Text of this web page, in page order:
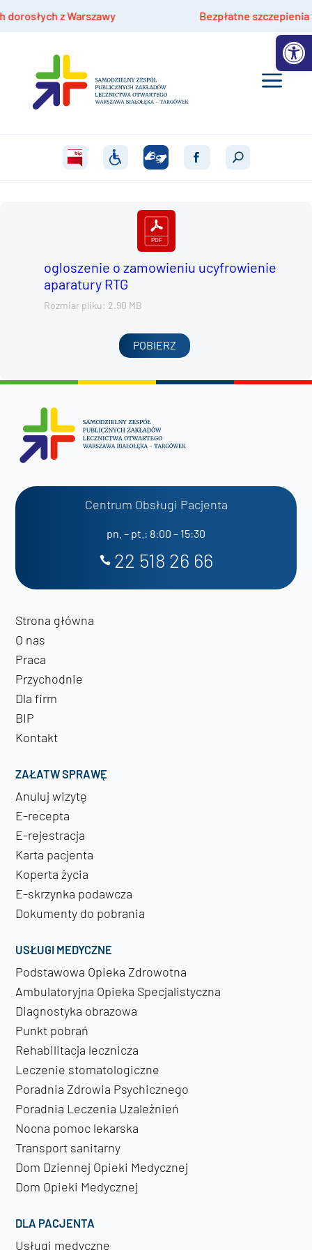
z Warszawy Bezpłatne szczepienia
ogloszenie o zamowieniu ucyfrowienie
aparatury RTG
Rozmiar pliku: 2.90 MB
POBIERZ
Centrum Obsługi Pacjenta
pn. – pt.: 8:00 – 15:30
22 518 26 66
Strona główna
O nas
Praca
Przychodnie
Dla firm
BIP
Kontakt
ZAŁATW SPRAWĘ
Anuluj wizytę
E-recepta
E-rejestracja
Karta pacjenta
Koperta życia
E-skrzynka podawcza
Dokumenty do pobrania
USŁUGI MEDYCZNE
Podstawowa Opieka Zdrowotna
Ambulatoryjna Opieka Specjalistyczna
Diagnostyka obrazowa
Punkt pobrań
Rehabilitacja lecznicza
Leczenie stomatologiczne
Poradnia Zdrowia Psychicznego
Poradnia Leczenia Uzależnień
Nocna pomoc lekarska
Transport sanitarny
Dom Dziennej Opieki Medycznej
Dom Opieki Medycznej
DLA PACJENTA
Usługi medyczne